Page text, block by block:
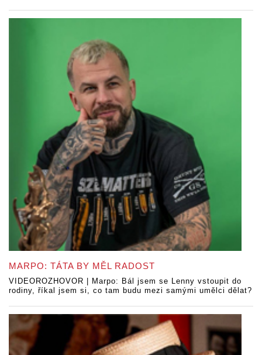
MARPO: TÁTA BY MĚL RADOST
VIDEOROZHOVOR | Marpo: Bál jsem se Lenny vstoupit do
rodiny, říkal jsem si, co tam budu mezi samými umělci dělat?